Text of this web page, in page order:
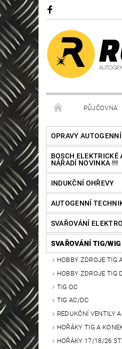
PŮJČOVNA
OPRAVY
BOSCH ELEKTRICKÉ
NÁŘADÍ NOVINKA !!!
INDUKČNÍ OHŘEVY
AUTOGENNÍ
SVAŘOVÁNÍ
SVAŘOVÁNÍ TIG/WIG
HOBBY ZDROJE TIG
HOBBY ZDROJE TIG
TIG DC
TIG AC/DC
REDUKČNÍ VENTILY
HOŘÁKY TIG A
HOŘÁKY 17/18/26